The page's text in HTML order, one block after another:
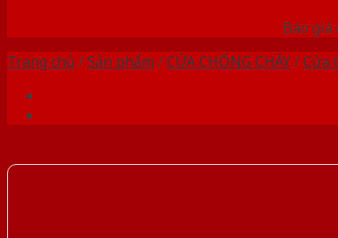
Báo
Trang chủ /Sản phẩm /CỬA CHỐNG CHÁY/Cửa